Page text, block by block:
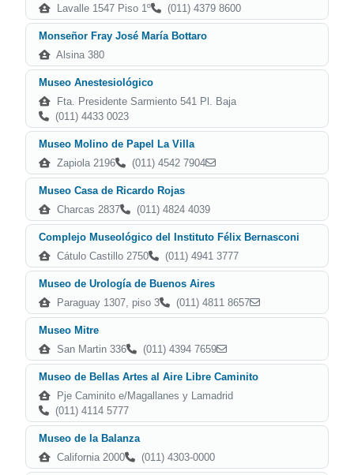
Lavalle 1547 Piso 1º
(011) 4379 8600
Monseñor Fray José María Bottaro
Alsina 380
Museo Anestesiológico
Fta. Presidente Sarmiento 541 Pl. Baja
(011) 4433 0023
Museo Molino de Papel La Villa
Zapiola 2196
(011) 4542 7904
Museo Casa de Ricardo Rojas
Charcas 2837
(011) 4824 4039
Complejo Museológico del Instituto Félix Bernasconi
Cátulo Castillo 2750
(011) 4941 3777
Museo de Urología de Buenos Aires
Paraguay 1307, piso 3
(011) 4811 8657
Museo Mitre
San Martin 336
(011) 4394 7659
Museo de Bellas Artes al Aire Libre Caminito
Pje Caminito e/Magallanes y Lamadrid
(011) 4114 5777
Museo de la Balanza
California 2000
(011) 4303-0000